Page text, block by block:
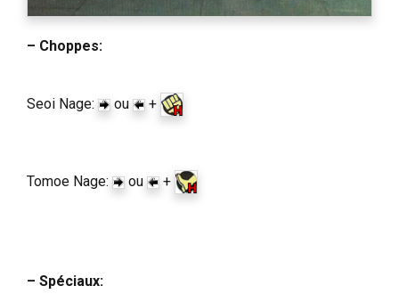
– Choppes:
Seoi Nage: ou +
Tomoe Nage: ou +
– Spéciaux: